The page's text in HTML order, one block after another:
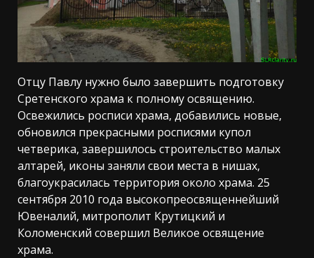
Отцу Павлу нужно было завершить подготовку
Сретенского храма к полному освящению.
Освежились росписи храма, добавились новые,
обновился прекрасными росписями купол
четверика, завершилось строительство малых
алтарей, иконы заняли свои места в нишах,
благоукрасилась территория около храма. 25
сентября 2010 года высокопреосвященнейший
Ювеналий, митрополит Крутицкий и
Коломенский совершил Великое освящение
храма.